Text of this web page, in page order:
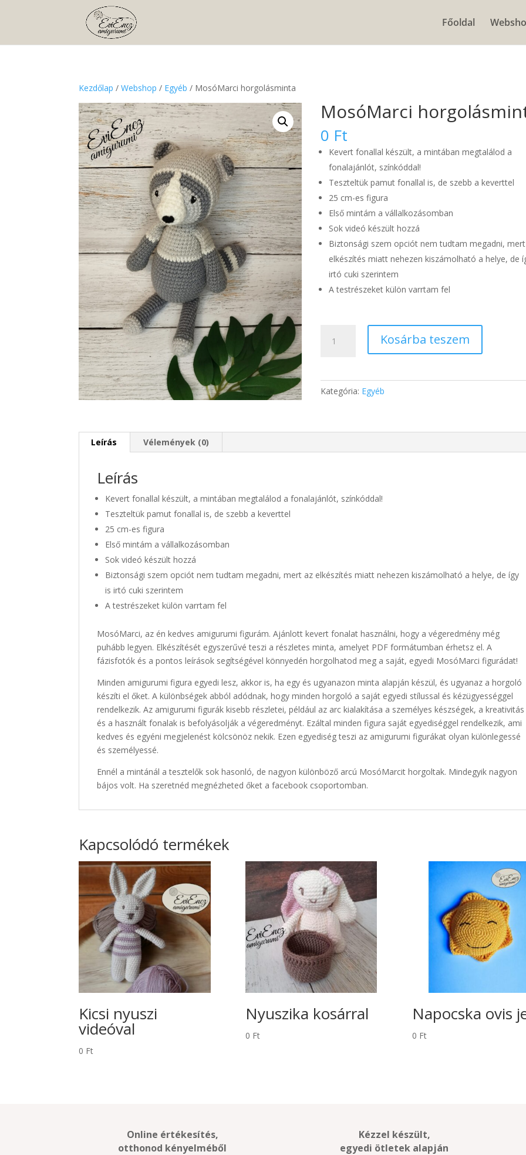
Főoldal
Kezdőlap /Webshop / Egyéb / MosóMarci horgolásminta
MosóMarci
0 Ft
Kevert fonallal készült, a mintában megtalálod a
fonalajánlót, színkóddal!
Teszteltük pamut fonallal is, de szebb a keverttel
25 cm-es figura
Első mintám a vállalkozásomban
Sok videó készült hozzá
Biztonsági szem opciót nem tudtam megadni,
elkészítés miatt nehezen kiszámolható a helye, de
irtó cuki szerintem
A testrészeket külön varrtam fel
horgolásminta
Kosárba teszem
Kategória: Egyéb
Leírás Vélemények (0)
Leírás
Kevert fonallal készült, a mintában megtalálod a fonalajánlót, színkóddal!
Teszteltük pamut fonallal is, de szebb a keverttel
25 cm-es figura
Első mintám a vállalkozásomban
Sok videó készült hozzá
Biztonsági szem opciót nem tudtam megadni, mert az elkészítés miatt nehezen kiszámolható a helye, de így
is irtó cuki szerintem
A testrészeket külön varrtam fel
MosóMarci, az én kedves amigurumi figurám. Ajánlott kevert fonalat használni, hogy a végeredmény még
puhább legyen. Elkészítését egyszerűvé teszi a részletes minta, amelyet PDF formátumban érhetsz el. A
fázisfotók és a pontos leírások segítségével könnyedén horgolhatod meg a saját, egyedi MosóMarci figurádat!
Minden amigurumi figura egyedi lesz, akkor is, ha egy és ugyanazon minta alapján készül, és ugyanaz a horgoló
készíti el őket. A különbségek abból adódnak, hogy minden horgoló a saját egyedi stílussal és kézügyességgel
rendelkezik. Az amigurumi figurák kisebb részletei, például az arc kialakítása a személyes készségek, a kreativitás
és a használt fonalak is befolyásolják a végeredményt. Ezáltal minden figura saját egyediséggel rendelkezik, ami
kedves és egyéni megjelenést kölcsönöz nekik. Ezen egyediség teszi az amigurumi figurákat olyan különlegessé
és személyessé.
Ennél a mintánál a tesztelők sok hasonló, de nagyon különböző arcú MosóMarcit horgoltak. Mindegyik nagyon
bájos volt. Ha szeretnéd megnézheted őket a facebook csoportomban.
Kapcsolódó termékek
Kicsi nyuszi
videóval
0 Ft
Nyuszika kosárral
0 Ft
Napocska ovis
0 Ft
Online értékesítés,
otthonod kényelméből
Kézzel készült,
egyedi ötletek alapján